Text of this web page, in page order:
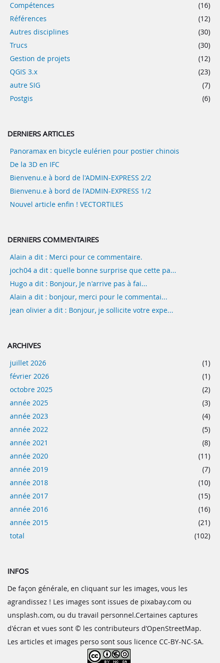
Compétences
(16)
Références
(12)
Autres disciplines
(30)
Trucs
(30)
Gestion de projets
(12)
QGIS 3.x
(23)
autre SIG
(7)
Postgis
(6)
DERNIERS ARTICLES
Panoramax en bicycle eulérien pour postier chinois
De la 3D en IFC
Bienvenu.e à bord de l'ADMIN-EXPRESS 2/2
Bienvenu.e à bord de l'ADMIN-EXPRESS 1/2
Nouvel article enfin ! VECTORTILES
DERNIERS COMMENTAIRES
Alain a dit : Merci pour ce commentaire.
joch04 a dit : quelle bonne surprise que cette pa...
Hugo a dit : Bonjour, Je n'arrive pas à fai...
Alain a dit : bonjour, merci pour le commentai...
jean olivier a dit : Bonjour, je sollicite votre expe...
ARCHIVES
juillet 2026
(1)
février 2026
(1)
octobre 2025
(2)
année 2025
(3)
année 2023
(4)
année 2022
(5)
année 2021
(8)
année 2020
(11)
année 2019
(7)
année 2018
(10)
année 2017
(15)
année 2016
(16)
année 2015
(21)
total
(102)
INFOS
De façon générale, en cliquant sur les images, vous les
agrandissez ! Les images sont issues de pixabay.com ou
unsplash.com, ou du travail personnel.Certaines captures
d'écran et vues sont © les contributeurs d’OpenStreetMap.
Les articles et images perso sont sous licence CC-BY-NC-SA.